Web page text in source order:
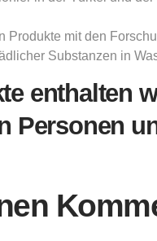
Produkte mit den
Substanzen in
enthalten
Personen